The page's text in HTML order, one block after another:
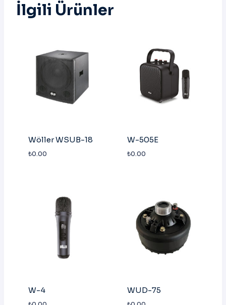
İlgili Ürünler
Wöller WSUB-18
₺0.00
W-505E
₺0.00
W-4 WUD-75